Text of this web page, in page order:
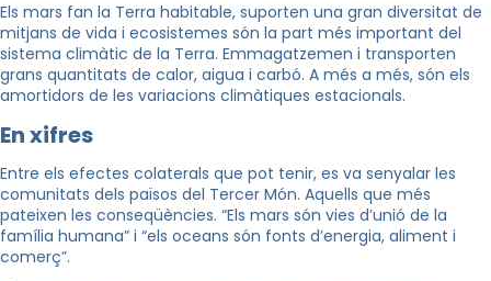
Els mars fan la Terra habitable, suporten una gran diversitat de
mitjans de vida i ecosistemes són la part més important del
sistema climàtic de la Terra. Emmagatzemen i transporten
grans quantitats de calor, aigua i carbó. A més a més, són els
amortidors de les variacions climàtiques estacionals.
En xifres
Entre els efectes colaterals que pot tenir, es va senyalar les
comunitats dels països del Tercer Món. Aquells que més
pateixen les conseqüències. “Els mars són vies d’unió de la
família humana” i “els oceans són fonts d’energia, aliment i
comerç”.